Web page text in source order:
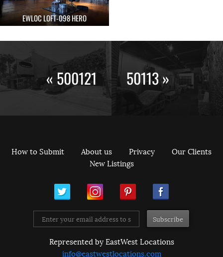
EWLOC LOFT-098 HERO
« 500121 50113 »
How to Submit About us Privacy
Our Clients
New Listings
Facebook
Represented by EastWest Locations
info@eastwestlocations.com